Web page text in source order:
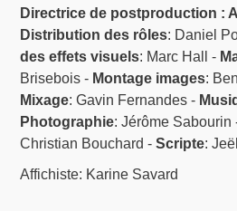
Directrice de postproduction :
Distribution des rôles: Daniel
des effets visuels: Marc Hall -
Brisebois - Montage images:
Mixage: Gavin Fernandes -
Photographie: Jérôme Sabourin
Christian Bouchard -Scripte:
Affichiste: Karine Savard